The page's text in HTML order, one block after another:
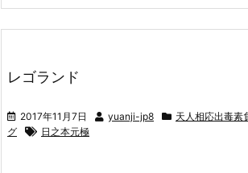
レゴランド
2017年11月7日 yuanji-jp8
天人相応出毒素
グ
日之本元極